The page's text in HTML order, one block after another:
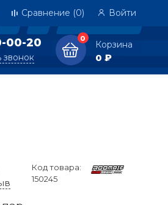
Сравнение (0) Войти
00-20
звонок
0
Корзина
0 ₽
Код товара:
150245